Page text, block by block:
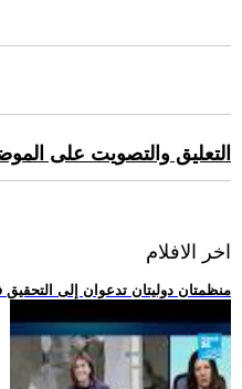
التعليق والتصويت على
اخر الافلام
.. منظمتان دوليتان تدعوان إلى